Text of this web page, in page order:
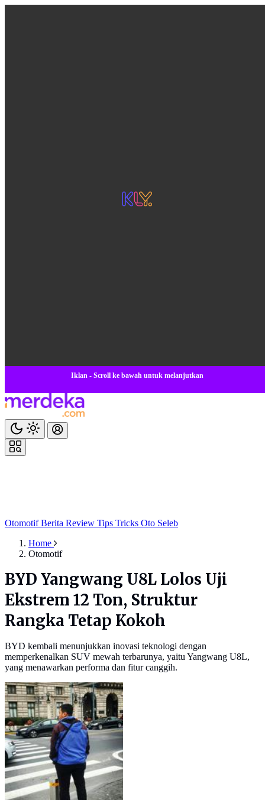
Iklan - Scroll ke bawah untuk melanjutkan
OtomotifBerita Review Tips Tricks Oto Seleb
Home
Otomotif
BYD Yangwang U8L Lolos Uji
Ekstrem 12 Ton, Struktur
Rangka Tetap Kokoh
BYD kembali menunjukkan inovasi teknologi dengan
memperkenalkan SUV mewah terbarunya, yaitu Yangwang U8L,
yang menawarkan performa dan fitur canggih.